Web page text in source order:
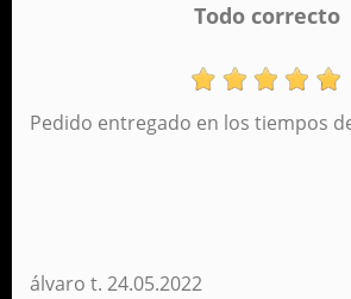
Todo correcto
Pedido entregado en los tiempos
álvaro t. 24.05.2022